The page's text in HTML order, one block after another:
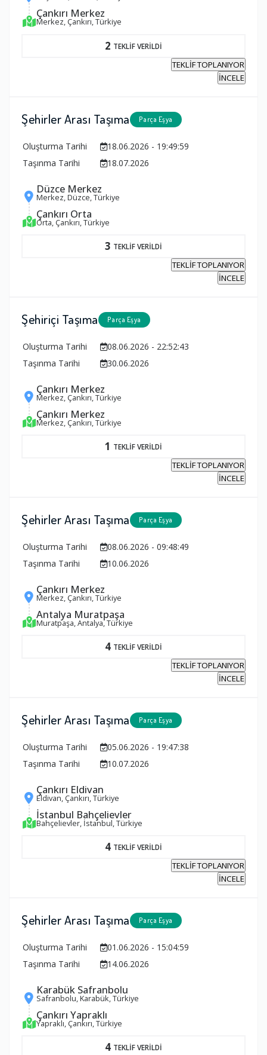
Çankırı Merkez
Merkez, Çankırı, Türkiye
2 TEKLİF VERİLDİ
TEKLİF TOPLANIYOR
İNCELE
Şehirler Arası Taşıma Parça Eşya
Oluşturma Tarihi
18.06.2026 - 19:49:59
Taşınma Tarihi
18.07.2026
Düzce Merkez
Merkez, Düzce, Türkiye
Çankırı Orta
Orta, Çankırı, Türkiye
3 TEKLİF VERİLDİ
TEKLİF TOPLANIYOR
İNCELE
Şehiriçi Taşıma Parça Eşya
Oluşturma Tarihi
08.06.2026 - 22:52:43
Taşınma Tarihi
30.06.2026
Çankırı Merkez
Merkez, Çankırı, Türkiye
Çankırı Merkez
Merkez, Çankırı, Türkiye
1 TEKLİF VERİLDİ
TEKLİF TOPLANIYOR
İNCELE
Şehirler Arası Taşıma Parça Eşya
Oluşturma Tarihi
08.06.2026 - 09:48:49
Taşınma Tarihi
10.06.2026
Çankırı Merkez
Merkez, Çankırı, Türkiye
Antalya Muratpaşa
Muratpaşa, Antalya, Türkiye
4 TEKLİF VERİLDİ
TEKLİF TOPLANIYOR
İNCELE
Şehirler Arası Taşıma Parça Eşya
Oluşturma Tarihi
05.06.2026 - 19:47:38
Taşınma Tarihi
10.07.2026
Çankırı Eldivan
Eldivan, Çankırı, Türkiye
İstanbul Bahçelievler
Bahçelievler, İstanbul, Türkiye
4 TEKLİF VERİLDİ
TEKLİF TOPLANIYOR
İNCELE
Şehirler Arası Taşıma Parça Eşya
Oluşturma Tarihi
01.06.2026 - 15:04:59
Taşınma Tarihi
14.06.2026
Karabük Safranbolu
Safranbolu, Karabük, Türkiye
Çankırı Yapraklı
Yapraklı, Çankırı, Türkiye
4 TEKLİF VERİLDİ